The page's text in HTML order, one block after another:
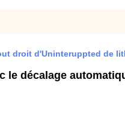
droit d'Uninteruppted de
le décalage